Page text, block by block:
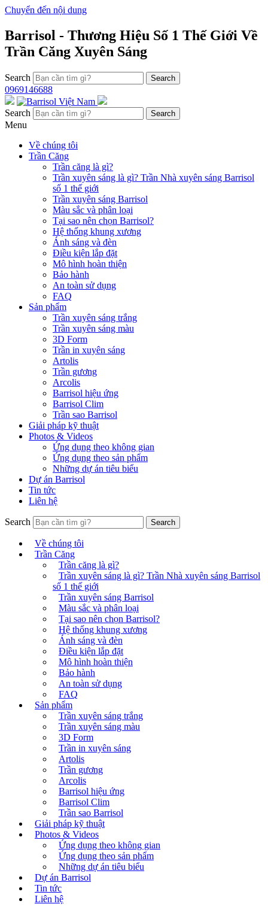
Chuyển đến nội dung
Barrisol - Thương Hiệu Số 1 Thế Giới Về
Trần Căng Xuyên Sáng
Search
0969146688
Search
Menu
Về chúng tôi
Trần Căng
Trần căng là gì?
Trần xuyên sáng là gì? Trần Nhà xuyên sáng Barrisol
số 1 thế giới
Trần xuyên sáng Barrisol
Màu sắc và phân loại
Tại sao nên chọn Barrisol?
Hệ thống khung xương
Ánh sáng và đèn
Điều kiện lắp đặt
Mô hình hoàn thiện
Bảo hành
An toàn sử dụng
FAQ
Sản phẩm
Trần xuyên sáng trắng
Trần xuyên sáng màu
3D Form
Trần in xuyên sáng
Artolis
Trần gương
Arcolis
Barrisol hiệu ứng
Barrisol Clim
Trần sao Barrisol
Giải pháp kỹ thuật
Photos & Videos
Ứng dụng theo không gian
Ứng dụng theo sản phẩm
Những dự án tiêu biểu
Dự án Barrisol
Tin tức
Liên hệ
Search
Về chúng tôi
Trần Căng
Trần căng là gì?
Trần xuyên sáng là gì? Trần Nhà xuyên sáng Barrisol
số 1 thế giới
Trần xuyên sáng Barrisol
Màu sắc và phân loại
Tại sao nên chọn Barrisol?
Hệ thống khung xương
Ánh sáng và đèn
Điều kiện lắp đặt
Mô hình hoàn thiện
Bảo hành
An toàn sử dụng
FAQ
Sản phẩm
Trần xuyên sáng trắng
Trần xuyên sáng màu
3D Form
Trần in xuyên sáng
Artolis
Trần gương
Arcolis
Barrisol hiệu ứng
Barrisol Clim
Trần sao Barrisol
Giải pháp kỹ thuật
Photos & Videos
Ứng dụng theo không gian
Ứng dụng theo sản phẩm
Những dự án tiêu biểu
Dự án Barrisol
Tin tức
Liên hệ